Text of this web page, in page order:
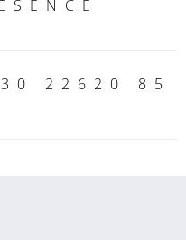
22620 85